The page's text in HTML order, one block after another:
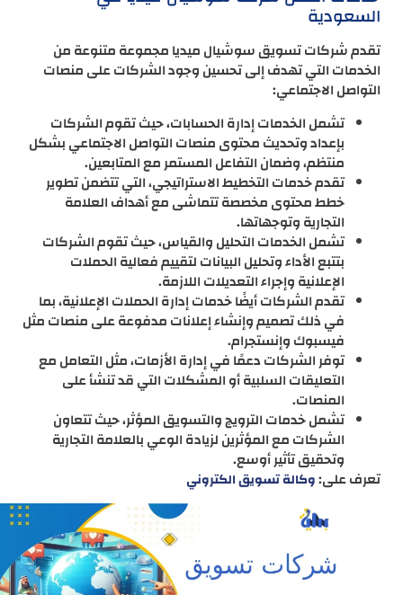
السعودية
تقدم شركات تسويق سوشيال ميديا مجموعة متنوعة من
الخدمات التي تهدف إلى تحسين وجود الشركات على منصات
التواصل الاجتماعي:
تشمل الخدمات إدارة الحسابات، حيث تقوم الشركات
بإعداد وتحديث محتوى منصات التواصل الاجتماعي بشكل
منتظم، وضمان التفاعل المستمر مع المتابعين.
تقدم خدمات التخطيط الاستراتيجي، التي تتضمن تطوير
خطط محتوى مخصصة تتماشى مع أهداف العلامة
التجارية وتوجهاتها.
تشمل الخدمات التحليل والقياس، حيث تقوم الشركات
بتتبع الأداء وتحليل البيانات لتقييم فعالية الحملات
الإعلانية وإجراء التعديلات اللازمة.
تقدم الشركات أيضًا خدمات إدارة الحملات الإعلانية، بما
في ذلك تصميم وإنشاء إعلانات مدفوعة على منصات مثل
فيسبوك وإنستجرام.
توفر الشركات دعمًا في إدارة الأزمات، مثل التعامل مع
التعليقات السلبية أو المشكلات التي قد تنشأ على
المنصات.
تشمل خدمات الترويج والتسويق المؤثر، حيث تتعاون
الشركات مع المؤثرين لزيادة الوعي بالعلامة التجارية
وتحقيق تأثير أوسع.
تعرف على:وكالة تسويق الكتروني